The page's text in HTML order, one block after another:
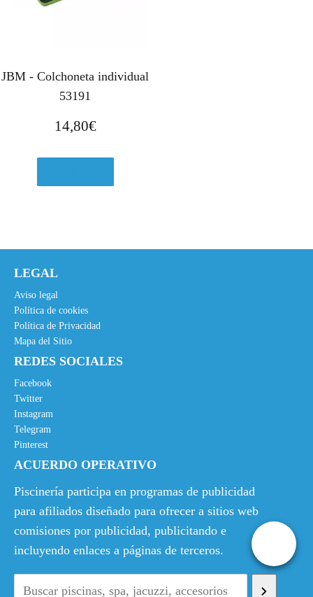
JBM - Colchoneta individual
53191
14,80€
LEGAL
Aviso legal
Política de cookies
Política de Privacidad
Mapa del Sitio
REDES SOCIALES
Facebook
Twitter
Instagram
Telegram
Pinterest
ACUERDO OPERATIVO
Piscinería participa en programas de publicidad
para afiliados diseñado para ofrecer a sitios web
comisiones por publicidad, publicitando e
incluyendo enlaces a páginas de terceros.